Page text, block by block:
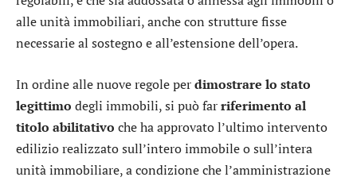
alle unità immobiliari, anche con strutture fisse
necessarie al sostegno e all’estensione dell’opera.
In ordine alle nuove regole perdimostrare lo stato
legittimo degli immobili, si può farriferimento al
titolo abilitativo che ha approvato l’ultimo intervento
edilizio realizzato sull’intero immobile o sull’intera
unità immobiliare, a condizione che l’amministrazione